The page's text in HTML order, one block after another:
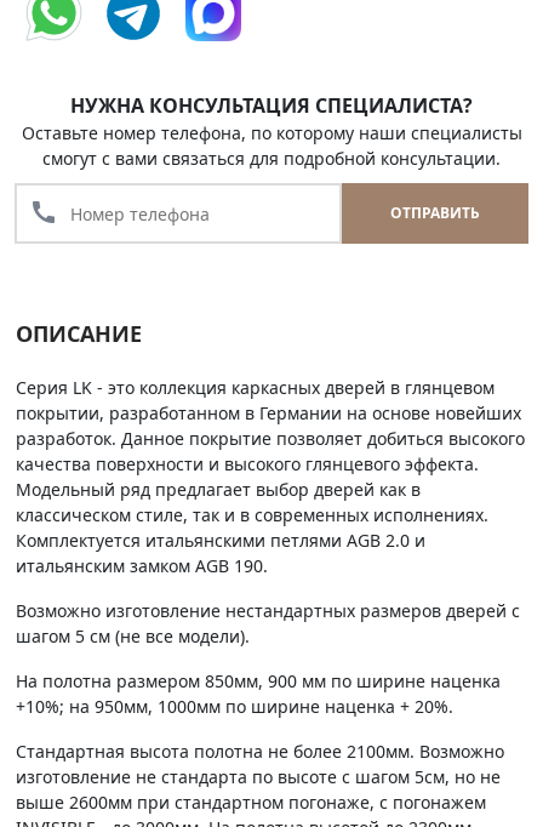
НУЖНА КОНСУЛЬТАЦИЯ СПЕЦИАЛИСТА?
Оставьте номер телефона, по которому наши специалисты
смогут с вами связаться для подробной консультации.
call ОТПРАВИТЬ
ОПИСАНИЕ
Серия LK - это коллекция каркасных дверей в глянцевом
покрытии, разработанном в Германии на основе новейших
разработок. Данное покрытие позволяет добиться высокого
качества поверхности и высокого глянцевого эффекта.
Модельный ряд предлагает выбор дверей как в
классическом стиле, так и в современных исполнениях.
Комплектуется итальянскими петлями AGB 2.0 и
итальянским замком AGB 190.
Возможно изготовление нестандартных размеров дверей с
шагом 5 см (не все модели).
На полотна размером 850мм, 900 мм по ширине наценка
+10%; на 950мм, 1000мм по ширине наценка + 20%.
Стандартная высота полотна не более 2100мм. Возможно
изготовление не стандарта по высоте с шагом 5см, но не
выше 2600мм при стандартном погонаже, с погонажем